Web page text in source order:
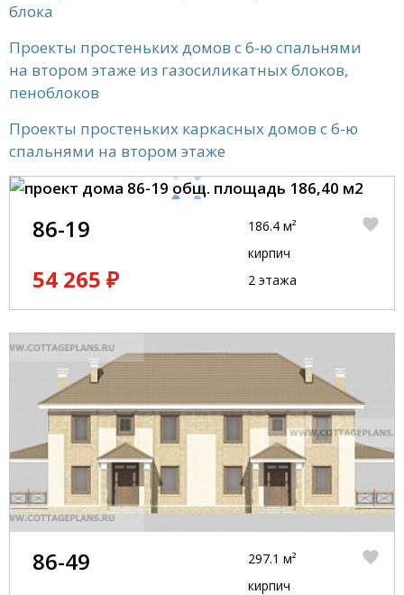
блока
Проекты простеньких домов с 6-ю спальнями
на втором этаже из газосиликатных блоков,
пеноблоков
Проекты простеньких каркасных домов с 6-ю
спальнями на втором этаже
86-19
54 265 ₽
186.4 м²
кирпич
2 этажа
86-49
297.1 м²
кирпич